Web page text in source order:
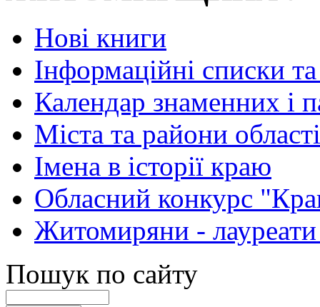
Нові книги
Інформаційні списки
Календар знаменних і
Міста та райони
Імена в історії краю
Обласний конкурс
Житомиряни -
Пошук по сайту